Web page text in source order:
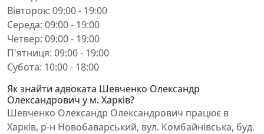
Вівторок: 09:00 - 19:00
Середа: 09:00 - 19:00
Четвер: 09:00 - 19:00
П'ятниця: 09:00 - 19:00
Субота: 10:00 - 18:00
Як знайти адвоката Шевченко Олександр
Олександрович у м. Харків?
Шевченко Олександр Олександрович працює в
Харків, р-н Новобаварський, вул. Комбайнівська, буд.